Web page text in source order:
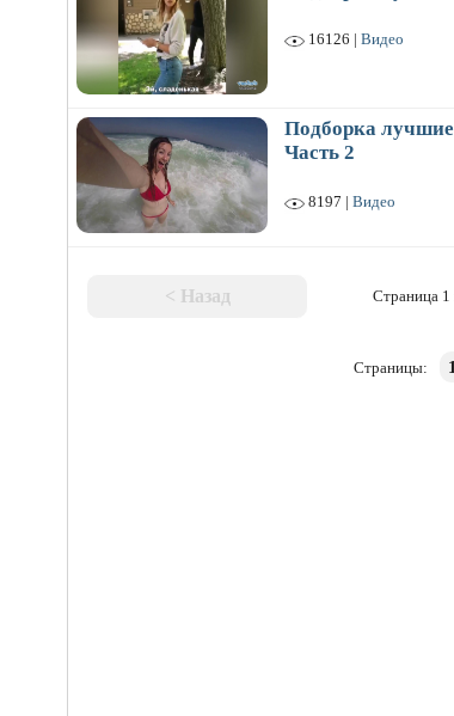
16126 | Видео
Подборка
Часть 2
8197 | Видео
< Назад Страница 1
Страницы: